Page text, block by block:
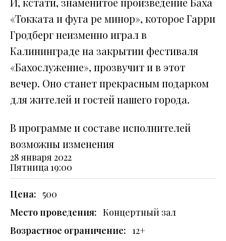
«Токката и фуга ре минор», которое Гарри
Гродберг неизменно играл в
Калининграде на закрытии фестиваля
«Бахослужение», прозвучит и в этот
вечер. Оно станет прекрасным подарком
для жителей и гостей нашего города.
В программе и составе исполнителей
возможны изменения
28 января 2022
Пятница 19:00
Цена: 500
Место проведения: Концертный зал
Возрастное ограничение: 12+